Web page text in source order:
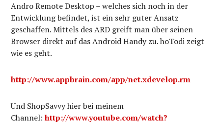
Andro Remote Desktop – welches sich noch in der
Entwicklung befindet, ist ein sehr guter Ansatz
geschaffen. Mittels des ARD greift man über seinen
Browser direkt auf das Android Handy zu. hoTodi zeigt
wie es geht.
http://www.appbrain.com/app/net.xdevelop.rm
Und ShopSavvy hier bei meinem
Channel:http://www.youtube.com/watch?